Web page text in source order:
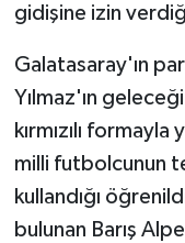
gidişine izin
Galatasaray'ın
Yılmaz'ın
kırmızılı
milli futbolcunun
kullandığı
bulunan Barış